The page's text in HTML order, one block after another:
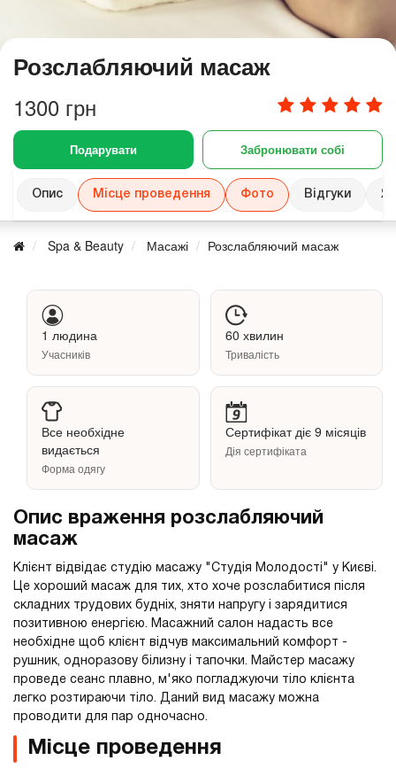
Розслабляючий масаж
1300 грн
Подарувати Забронювати собі
Опис Місце проведення Фото Відгуки
Spa & Beauty Масажі Розслабляючий масаж
1 людина
Учасників
60 хвилин
Тривалість
Все необхідне
видається
Форма одягу
Сертифікат діє 9 місяців
Дія сертифіката
Опис враження розслабляючий
масаж
Клієнт відвідає студію масажу "Студія Молодості" у Києві.
Це хороший масаж для тих, хто хоче розслабитися після
складних трудових будніх, зняти напругу і зарядитися
позитивною енергією. Масажний салон надасть все
необхідне щоб клієнт відчув максимальний комфорт -
рушник, одноразову білизну і тапочки. Майстер масажу
проведе сеанс плавно, м'яко погладжуючи тіло клієнта
легко розтираючи тіло. Даний вид масажу можна
проводити для пар одночасно.
Місце проведення